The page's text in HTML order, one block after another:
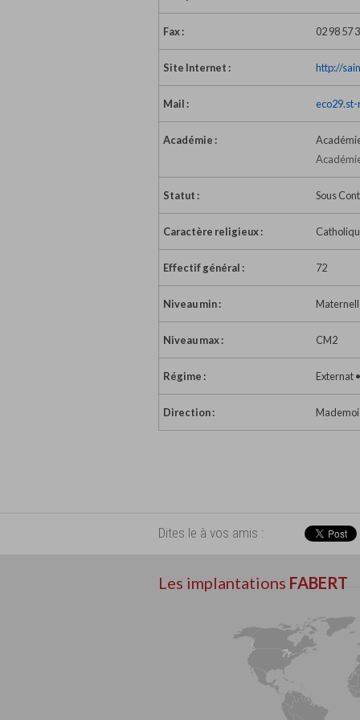
Fax : 02 98 57
Site Internet : http://
Mail :
Académie :
Statut : Sous
Caractère religieux :
Effectif général : 72
Niveau min :
Niveau max : CM2
Régime : Externat
Direction :
Dites le à vos amis :
Les implantations FABERT